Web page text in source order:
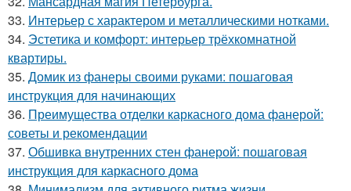
33. Интерьер с характером и металлическими нотками.
34. Эстетика и комфорт: интерьер трёхкомнатной
квартиры.
35. Домик из фанеры своими руками: пошаговая
инструкция для начинающих
36. Преимущества отделки каркасного дома фанерой:
советы и рекомендации
37. Обшивка внутренних стен фанерой: пошаговая
инструкция для каркасного дома